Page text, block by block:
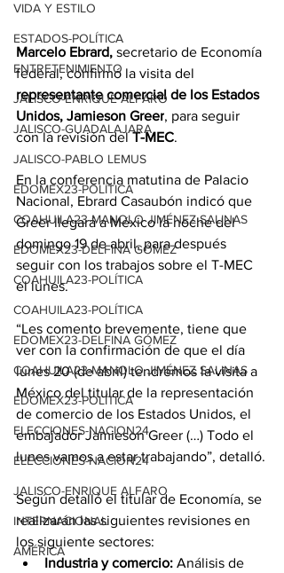
VIDA Y ESTILO
ESTADOS-POLÍTICA
ENTRETENIMIENTO
JALISCO-ENRIQUE ALFARO
JALISCO-GUADALAJARA
JALISCO-PABLO LEMUS
EDOMEX23-POLÍTICA
COAHUILA23-MANOLO JIMÉNEZ SALINAS
EDOMEX23-DELFINA GÓMEZ
COAHUILA23-POLÍTICA
COAHUILA23-POLÍTICA
EDOMEX23-DELFINA GÓMEZ
COAHUILA23-MANOLO JIMÉNEZ SALINAS
EDOMEX23-POLÍTICA
ELECCIONES-NACION24
ELECCIONES-NACION24
JALISCO-ENRIQUE ALFARO
INTERNACIONAL
AMÉRICA
Marcelo Ebrard, secretario de Economía
federal, confirmó la visita del
representante comercial de los Estados
Unidos, Jamieson Greer, para seguir
con la revisión del T-MEC.
En la conferencia matutina de Palacio
Nacional, Ebrard Casaubón indicó que
Greer llegará a México la noche del
domingo 19 de abril, para después
seguir con los trabajos sobre el T-MEC
el lunes.
“Les comento brevemente, tiene que
ver con la confirmación de que el día
lunes 20 (de abril) tendremos la visita a
México del titular de la representación
de comercio de los Estados Unidos, el
embajador Jamieson Greer (…) Todo el
lunes vamos a estar trabajando”, detalló.
Según detalló el titular de Economía, se
realizarán las siguientes revisiones en
los siguiente sectores:
Industria y comercio: Análisis de